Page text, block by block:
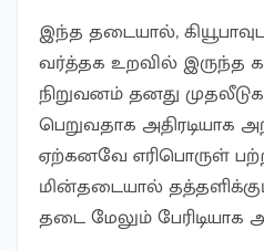
இந்த தடையால்,
வர்த்தக உறவில் இருந்த
நிறுவனம் தனது
பெறுவதாக அதிரடியாக
ஏற்கனவே எரிபொருள்
மின்தடையால் தத்தளிக்கும்
தடை மேலும் பேரிடியாக